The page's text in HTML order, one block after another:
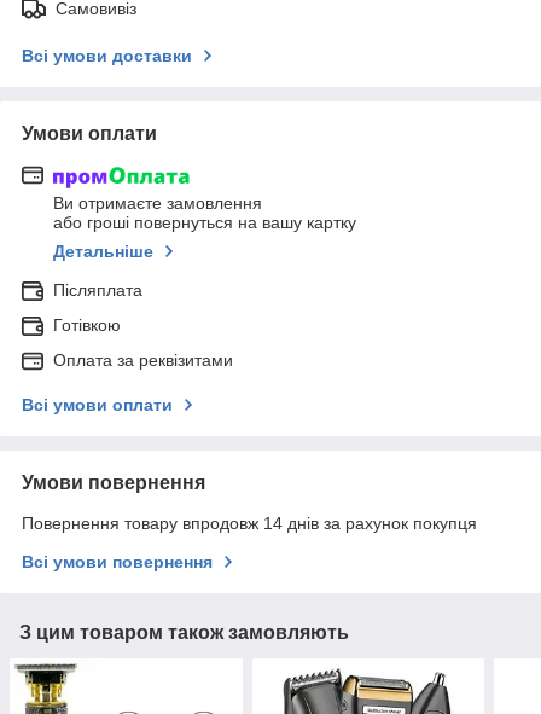
Самовивіз
Всі умови доставки
Умови оплати
Ви отримаєте замовлення
або гроші повернуться на вашу картку
Детальніше
Післяплата
Готівкою
Оплата за реквізитами
Всі умови оплати
Умови повернення
Повернення товару впродовж 14 днів за рахунок покупця
Всі умови повернення
З цим товаром також замовляють